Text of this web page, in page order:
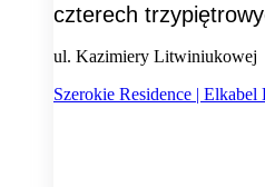
czterech
ul. Kazimiery Litwiniukowej
Szerokie Residence | Elkabel